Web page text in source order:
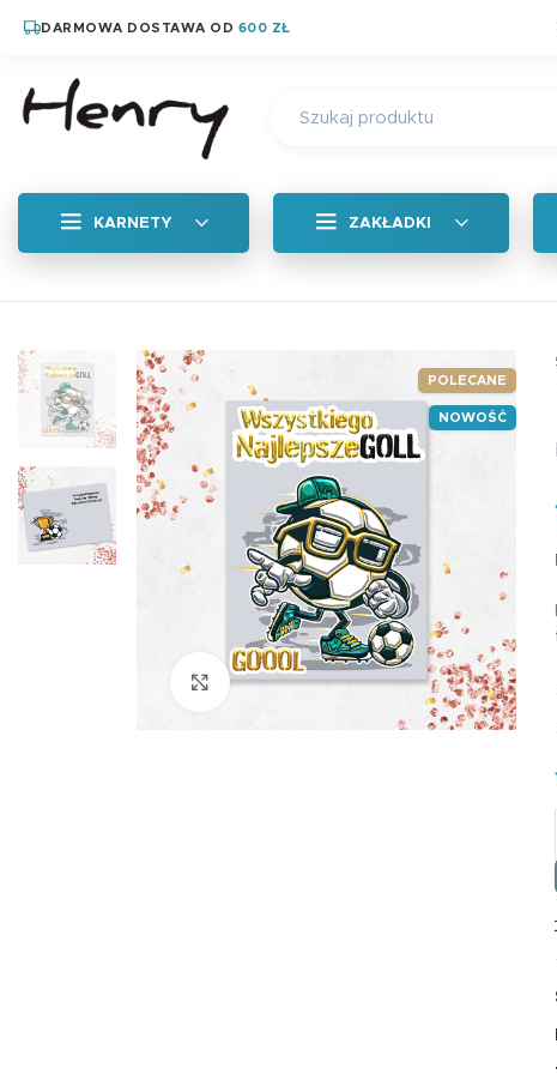
DARMOWA DOSTAWA OD 600 ZŁ
KARNETY ZAKŁADKI
Zakładka zapachowa
Magnetyczne
POLECANE
NOWOŚĆ
Kliknij aby powiększyć